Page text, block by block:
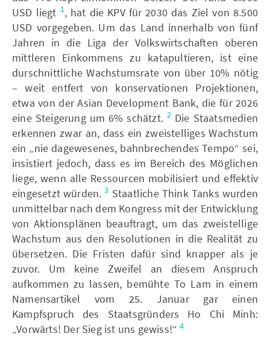
USD liegt 1, hat die KPV für 2030 das Ziel von 8.500
USD vorgegeben. Um das Land innerhalb von fünf
Jahren in die Liga der Volkswirtschaften oberen
mittleren Einkommens zu katapultieren, ist eine
durschnittliche Wachstumsrate von über 10% nötig
– weit entfert von konservationen Projektionen,
etwa von der Asian Development Bank, die für 2026
eine Steigerung um 6% schätzt. 2 Die Staatsmedien
erkennen zwar an, dass ein zweistelliges Wachstum
ein „nie dagewesenes, bahnbrechendes Tempo“ sei,
insistiert jedoch, dass es im Bereich des Möglichen
liege, wenn alle Ressourcen mobilisiert und effektiv
eingesetzt würden.3 Staatliche Think Tanks wurden
unmittelbar nach dem Kongress mit der Entwicklung
von Aktionsplänen beauftragt, um das zweistellige
Wachstum aus den Resolutionen in die Realität zu
übersetzen. Die Fristen dafür sind knapper als je
zuvor. Um keine Zweifel an diesem Anspruch
aufkommen zu lassen, bemühte To Lam in einem
Namensartikel vom 25. Januar gar einen
Kampfspruch des Staatsgründers Ho Chi Minh:
„Vorwärts! Der Sieg ist uns gewiss!“4